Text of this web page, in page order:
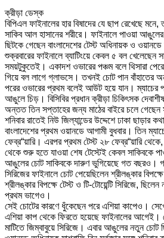
ক্রীড়া ডেস্ক
বিপিএল ফাইনালের হার বিষাদের যে ছাপ রেখেছে
সাকিব আল হাসানের শরীরে। ফাইনালে পাওয়া
ছিটকে গেছেন বাংলাদেশের টেস্ট অধিনায়ক ও
শুক্রবারের ফাইনালে ব্যাটিংয়ে কেবল ৫ বল খেলেছেন
সময়টুকুতেই। একাদশ ওভারের পঞ্চম বলে থিসারা
গিয়ে বল লাগে গ্লাভসে। তখনই চোট পান বাঁহাতের
পরের ওভারের প্রথম বলেই আউট হয়ে যান। ম্যাচের
আঙুলে চিড়। বিসিবির প্রধান ক্রীড়া চিকিৎসক
অন্তত তিন সপ্তাহের জন্য মাঠের বাইরে চলে গেছেন
শনিবার রাতেই নিউ জিল্যান্ডের উদ্দেশে ঢাকা ছাড়ার
বাংলাদেশের প্রথম ওয়ানডে আগামী বুধবার। তিন
ফেব্র“য়ারি। এরপর প্রথম টেস্ট ২৮ ফেব্র“য়ারি থেকে,
থেকে শুরু হতে যাওয়া শেষ টেস্টেই কেবল সাকিবকে
আঙুলের চোট সাকিবকে দারুণ ভুগিয়েছে গত বছরও।
সিরিজের ফাইনালে চোট পেয়েছিলেন শ্রীলঙ্কার
শ্রীলঙ্কার বিপক্ষে টেস্ট ও টি-টোয়েন্টি সিরিজে, ছিলেন
প্রথম ভাগেও।
সেই চোটের কারণে ধুঁকেছেন পরে এশিয়া কাপেও।
এশিয়া কাপ থেকে ফিরতে হয়েছে ফাইনালের আগেই।
মাটিতে জিম্বাবুয়ে সিরিজে। এবার আঙুলের নতুন চোট